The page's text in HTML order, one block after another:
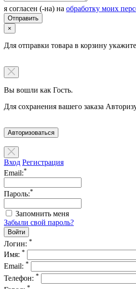
я согласен (-на) на обработку моих
×
Для отправки товара в корзину
Вы вошли как Гость.
Для сохранения вашего заказа
Авторизоваться
Вход Регистрация
Email:*
Пароль:*
Запомнить меня
Забыли свой пароль?
Логин: *
Имя: *
Email: *
Телефон: *
*